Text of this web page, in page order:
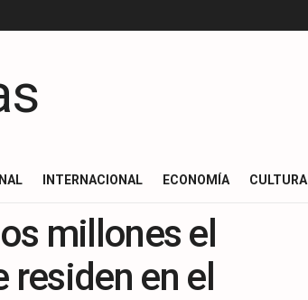
INTERNACIONAL ECONOMÍA CULTURA
millones el
en el